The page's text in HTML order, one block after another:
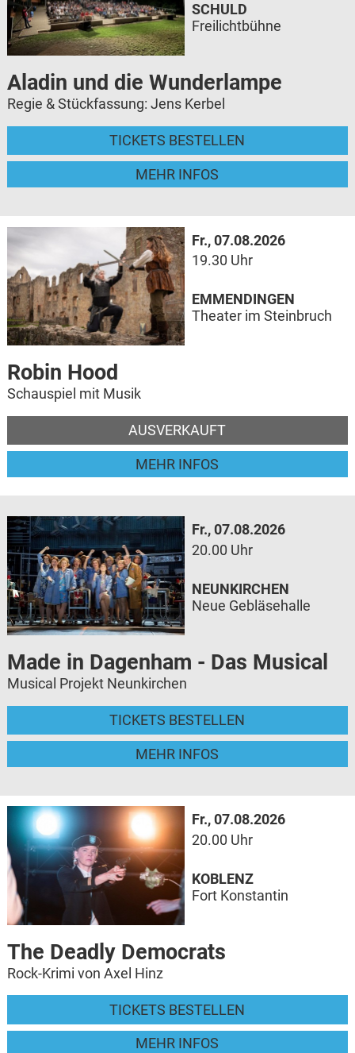
Aladin und die Wunderlampe
Regie & Stückfassung: Jens Kerbel
TICKETS BESTELLEN
MEHR INFOS
SCHULD
Freilichtbühne
Fr., 07.08.2026
19.30 Uhr
Robin Hood
Schauspiel mit Musik
AUSVERKAUFT
MEHR INFOS
EMMENDINGEN
Theater im Steinbruch
Fr., 07.08.2026
20.00 Uhr
Made in Dagenham - Das Musical
Musical Projekt Neunkirchen
TICKETS BESTELLEN
MEHR INFOS
NEUNKIRCHEN
Neue Gebläsehalle
Fr., 07.08.2026
20.00 Uhr
The Deadly Democrats
Rock-Krimi von Axel Hinz
TICKETS BESTELLEN
MEHR INFOS
KOBLENZ
Fort Konstantin